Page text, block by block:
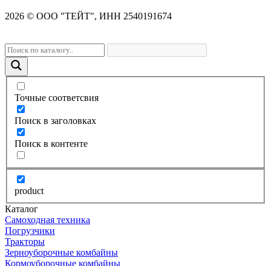
2026 © OOO "ТЕЙТ", ИНН 2540191674
Точные соответсвия
Поиск в заголовках
Поиск в контенте
product
Каталог
Самоходная техника
Погрузчики
Тракторы
Зерноуборочные комбайны
Кормоуборочные комбайны